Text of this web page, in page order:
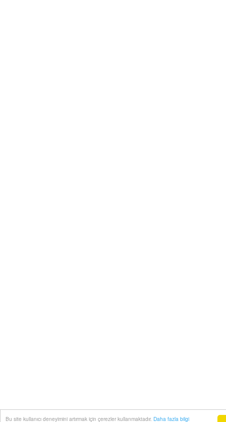
Bu site kullanıcı deneyimini artırmak için çerezler kullanmaktadır. Daha fazla bilgi